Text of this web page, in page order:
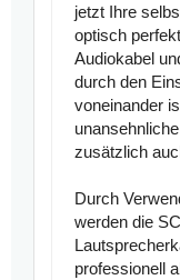
jetzt Ihre
optisch
Audiokabel
durch den
voneinander
zusätzlich
Durch
werden die
professionell